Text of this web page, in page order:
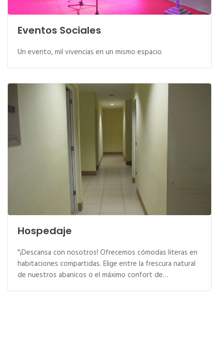
Eventos Sociales
Un evento, mil vivencias en un mismo espacio
Hospedaje
"¡Descansa con nosotros! Ofrecemos cómodas literas en
habitaciones compartidas. Elige entre la frescura natural
de nuestros abanicos o el máximo confort de…